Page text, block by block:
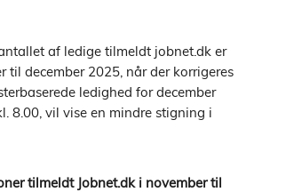
af ledige tilmeldt jobnet.dk er
til december 2025, når der korrigeres
ledighed for december
8.00, vil vise en mindre stigning i
tilmeldt Jobnet.dk i november til